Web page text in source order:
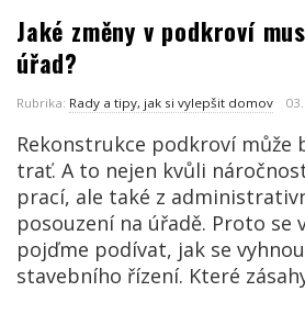
Jaké změny v podkroví
úřad?
Rubrika: Rady a tipy, jak si vylepšit domov
Rekonstrukce podkroví může
trať. A to nejen kvůli
prací, ale také z
posouzení na úřadě. Proto se
pojďme podívat, jak se
stavebního řízení. Které